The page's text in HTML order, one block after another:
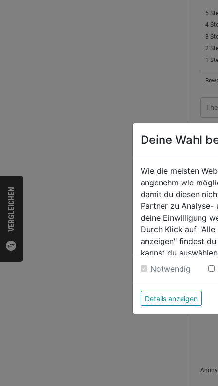
VERGLEICHEN
Deine Wahl
Wie die meisten
angenehm wie
damit du diesen
Partner zu Analyse-
deine Einwilligung
Durch Klick auf
anzeigen" findest
kannst du
Weitere
Notwendig
Details anzeigen